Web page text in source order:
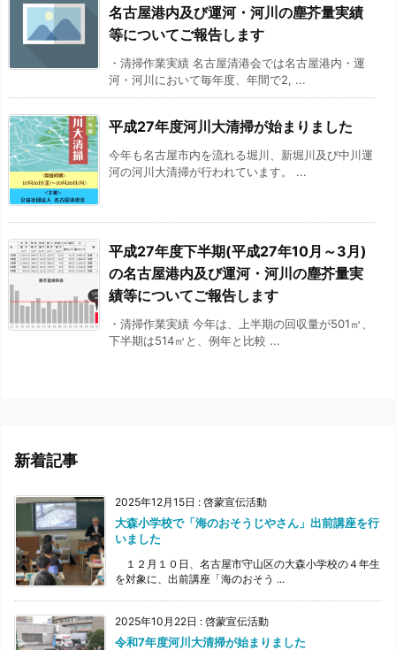
名古屋港内及び運河・河川の塵芥量実績
等についてご報告します
・清掃作業実績 名古屋清港会では名古屋港内・運
河・河川において毎年度、年間で2, ...
平成27年度河川大清掃が始まりました
今年も名古屋市内を流れる堀川、新堀川及び中川運
河の河川大清掃が行われています。 ...
平成27年度下半期(平成27年10月～3月)
の名古屋港内及び運河・河川の塵芥量実
績等についてご報告します
・清掃作業実績 今年は、上半期の回収量が501㎥、
下半期は514㎥と、例年と比較 ...
新着記事
2025年12月15日 : 啓蒙宣伝活動
大森小学校で「海のおそうじやさん」出前講座を行
いました
１２月１０日、名古屋市守山区の大森小学校の４年生
を対象に、出前講座「海のおそう ...
2025年10月22日 : 啓蒙宣伝活動
令和7年度河川大清掃が始まりました